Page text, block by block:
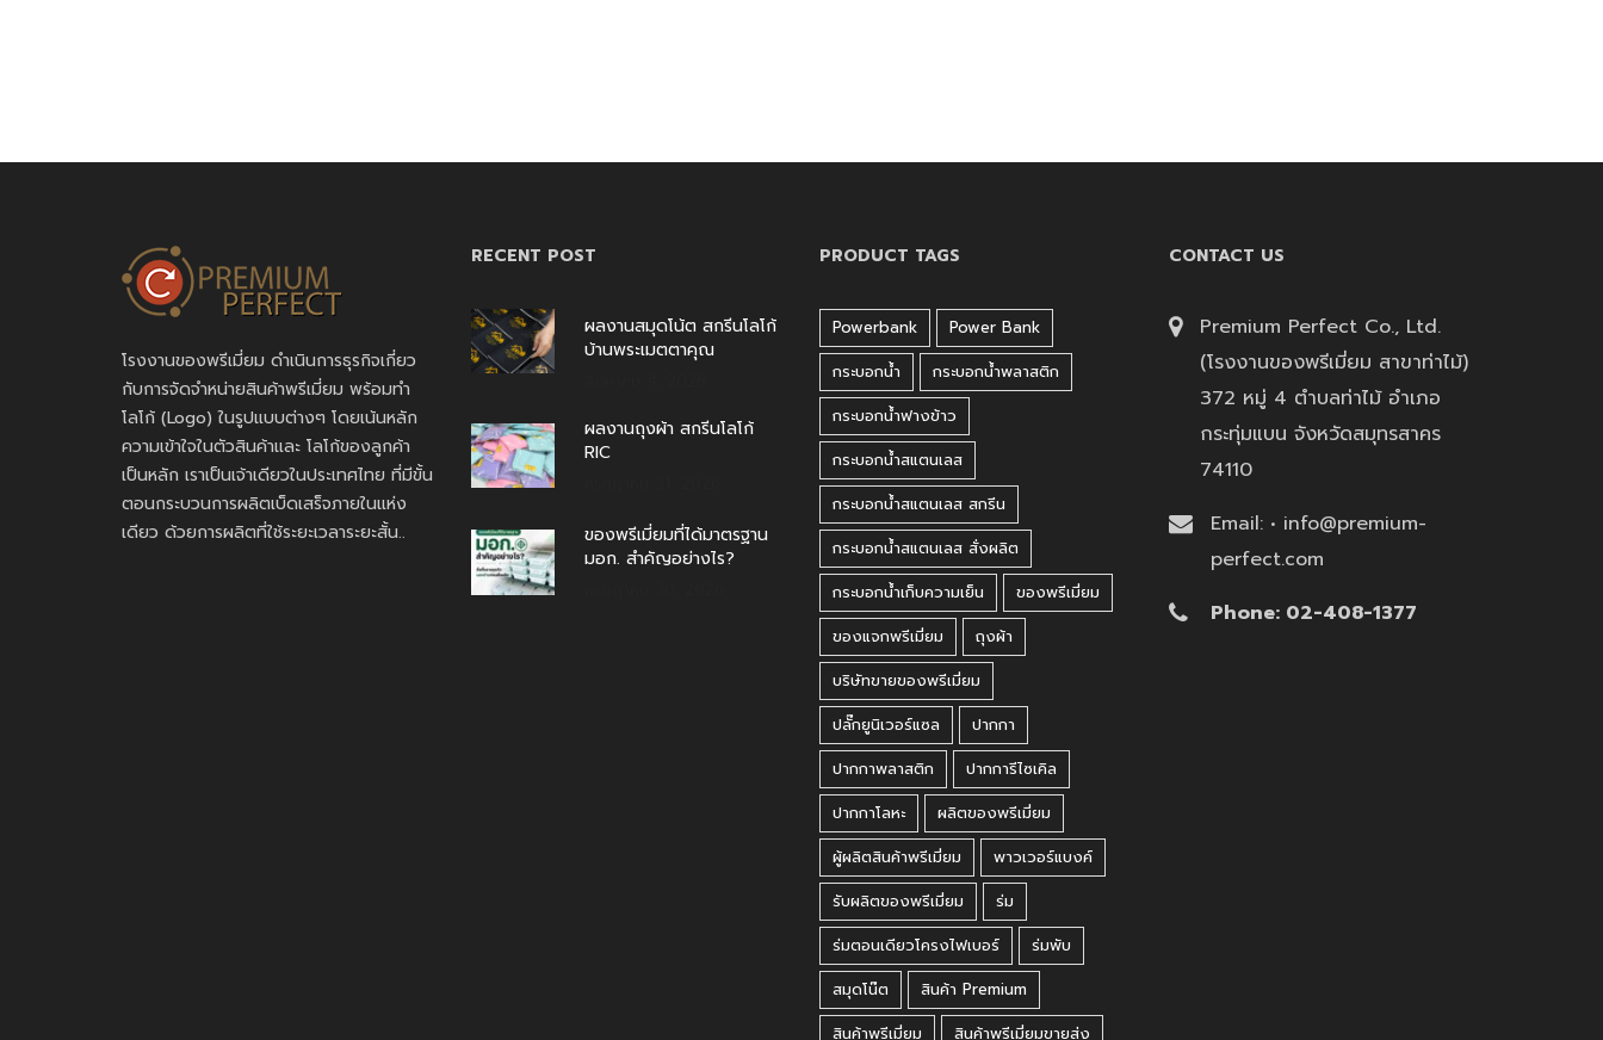
โรงงานของพรีเมี่ยม ดำเนินการธุรกิจเกี่ยว
กับการจัดจำหน่ายสินค้าพรีเมี่ยม พร้อมทำ
โลโก้ (Logo) ในรูปแบบต่างๆ โดยเน้นหลัก
ความเข้าใจในตัวสินค้าและ โลโก้ของลูกค้า
เป็นหลัก เราเป็นเจ้าเดียวในประเทศไทย ที่มีขั้น
ตอนกระบวนการผลิตเบ็ดเสร็จภายในแห่ง
เดียว ด้วยการผลิตที่ใช้ระยะเวลาระยะสั้น..
RECENT POST
ผลงานสมุดโน้ต สกรีนโลโก้
บ้านพระเมตตาคุณ
ผลงานถุงผ้า สกรีนโลโก้
RIC
ของพรีเมี่ยมที่ได้มาตรฐาน
มอก. สำคัญอย่างไร?
PRODUCT TAGS
Powerbank
Power Bank
กระบอกน้ำ
กระบอกน้ำพลาสติก
กระบอกน้ำฟางข้าว
กระบอกน้ำสแตนเลส
กระบอกน้ำสแตนเลส สกรีน
กระบอกน้ำสแตนเลส สั่งผลิต
กระบอกน้ำเก็บความเย็น
ของพรีเมี่ยม
ของแจกพรีเมี่ยม
ถุงผ้า
บริษัทขายของพรีเมี่ยม
ปลั๊กยูนิเวอร์แซล
ปากกา
ปากกาพลาสติก
ปากการีไซเคิล
ปากกาโลหะ
ผลิตของพรีเมี่ยม
ผู้ผลิตสินค้าพรีเมี่ยม
พาวเวอร์แบงค์
รับผลิตของพรีเมี่ยม
ร่ม
ร่มตอนเดียวโครงไฟเบอร์
ร่มพับ
สมุดโน๊ต
สินค้า Premium
สินค้าพรีเมี่ยม
สินค้าพรีเมี่ยมขายส่ง
CONTACT US
Premium Perfect Co., Ltd.
(โรงงานของพรีเมี่ยม สาขาท่าไม้)
372 หมู่ 4 ตำบลท่าไม้ อำเภอ
กระทุ่มแบน จังหวัดสมุทรสาคร
74110
Email: • info@premium-
perfect.com
Phone: 02-408-1377